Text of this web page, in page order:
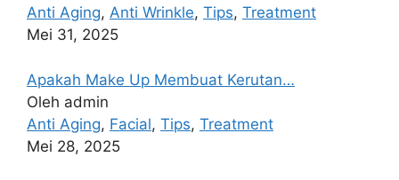
Anti Aging, Anti Wrinkle, Tips, Treatment
Mei 31, 2025
Apakah Make Up Membuat Kerutan…
Oleh admin
Anti Aging, Facial, Tips, Treatment
Mei 28, 2025